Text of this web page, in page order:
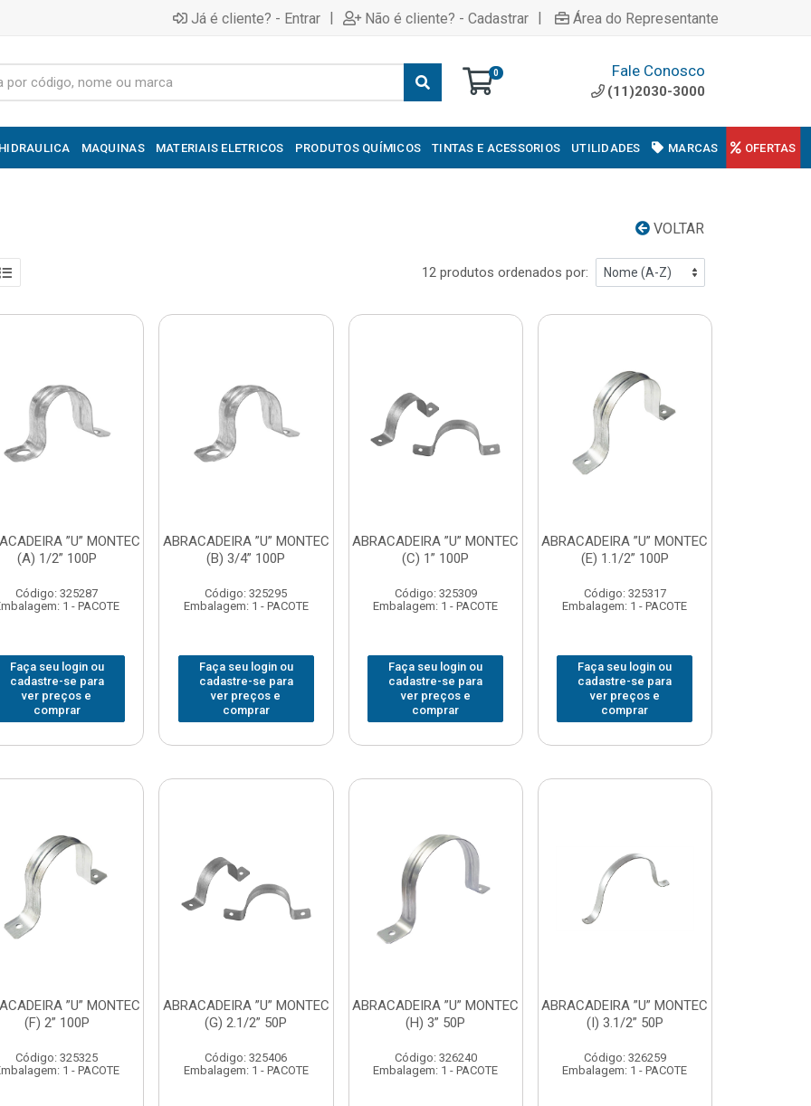
Já é cliente? - Entrar | Não é cliente? - Cadastrar | Área do Representante
0 Fale Conosco
(11)2030-3000
MAQUINAS MATERIAIS ELETRICOS PRODUTOS QUÍMICOS TINTAS E ACESSORIOS UTILIDADES MARCAS OFERTAS
VOLTAR
12 produtos ordenados por:
”U” MONTEC
(A) 1/2” 100P
Código: 325287
1 - PACOTE
Faça seu login ou
cadastre-se para
ver preços e
comprar
ABRACADEIRA ”U” MONTEC
(B) 3/4” 100P
Código: 325295
Embalagem: 1 - PACOTE
Faça seu login ou
cadastre-se para
ver preços e
comprar
ABRACADEIRA ”U” MONTEC
(C) 1” 100P
Código: 325309
Embalagem: 1 - PACOTE
Faça seu login ou
cadastre-se para
ver preços e
comprar
ABRACADEIRA ”U” MONTEC
(E) 1.1/2” 100P
Código: 325317
Embalagem: 1 - PACOTE
Faça seu login ou
cadastre-se para
ver preços e
comprar
”U” MONTEC
(F) 2” 100P
Código: 325325
1 - PACOTE
ABRACADEIRA ”U” MONTEC
(G) 2.1/2” 50P
Código: 325406
Embalagem: 1 - PACOTE
ABRACADEIRA ”U” MONTEC
(H) 3” 50P
Código: 326240
Embalagem: 1 - PACOTE
ABRACADEIRA ”U” MONTEC
(I) 3.1/2” 50P
Código: 326259
Embalagem: 1 - PACOTE